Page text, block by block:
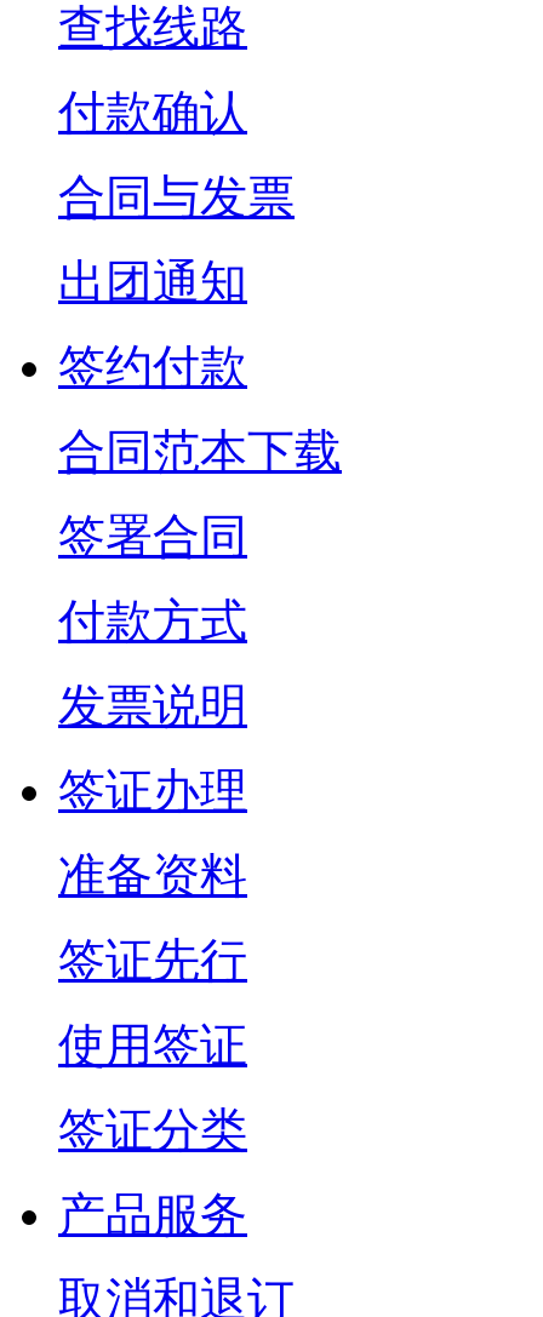
查找线路
付款确认
合同与发票
出团通知
签约付款
合同范本下载
签署合同
付款方式
发票说明
签证办理
准备资料
签证先行
使用签证
签证分类
产品服务
取消和退订